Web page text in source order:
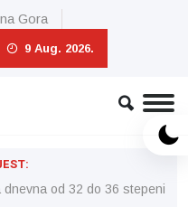
Gora
9 Aug. 2026.
od 32 do 36 stepeni